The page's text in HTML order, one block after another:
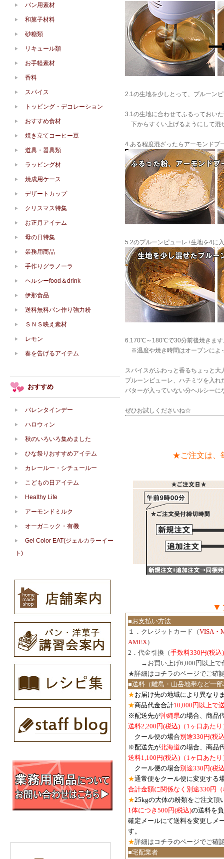
2.1の生地を少しとって、プルーン
3.1の生地に合わせてふるっておい
下からすくい上げるようにして混
4.ある程度混ざったらアーモンドプ
5.2のプルーンピューレ+生地を4に
6.170℃～180℃で30分前後焼きます
※温度や焼き時間はオーブンによ
スパイスがふわっと香るちょっと大
プルーンピューレ、ハチミツを入
バターが入っていない分ヘルシー
ぜひお試しくださいね☆
★ご注文は、
▼
■お支払い方法
１．クレジットカード（VISA・
AMEX）
2．代金引換（手数料330円(税込)
→お買い上げ6,000円以上で
★詳細は コチラのページでご確
■送料（離島・山岳地帯など一
★お届け先の地域により異なり
★商品代金合計10,000円以上で
※配送先が沖縄県の場合、商品
送料2,200円(税込)（1ヶ口あたり
クール便の場合別途330円(税
※配送先が北海道の場合、商品
送料1,100円(税込) （1ヶ口あた
クール便の場合別途330円(税
★通常便をクール便に変更する
合計金額に関係なく別途330円
★25kgの大体の粉類をご注文頂
1体につき500円(税込)の送料を
確定メールにて送料を変更しメ
す。
★詳細は コチラのページでご確
■宅配業者
パン用素材
和菓子材料
砂糖類
リキュール類
お手軽素材
香料
スパイス
トッピング・デコレーション
おすすめ食材
焼き立てコーヒー豆
道具・器具類
ラッピング材
焼成用ケース
デザートカップ
クリスマス特集
お正月アイテム
母の日特集
業務用商品
手作りグラノーラ
ヘルシーfood＆drink
伊那食品
送料無料パン作り強力粉
ＳＮＳ映え素材
レモン
春を告げるアイテム
おすすめ
バレンタインデー
ハロウィン
秋のいろいろ集めました
ひな祭りおすすめアイテム
カレールー・シチュールー
こどもの日アイテム
Healthy Life
アーモンドミルク
オーガニック・有機
Gel Color EAT(ジェルカラーイー
ト)